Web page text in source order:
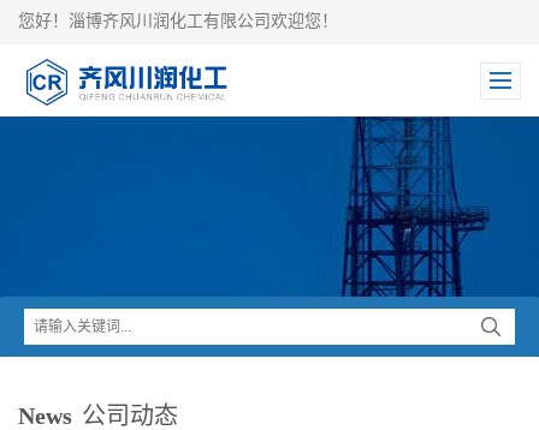
您好！淄博齐风川润化工有限公司欢迎您！
News 公司动态